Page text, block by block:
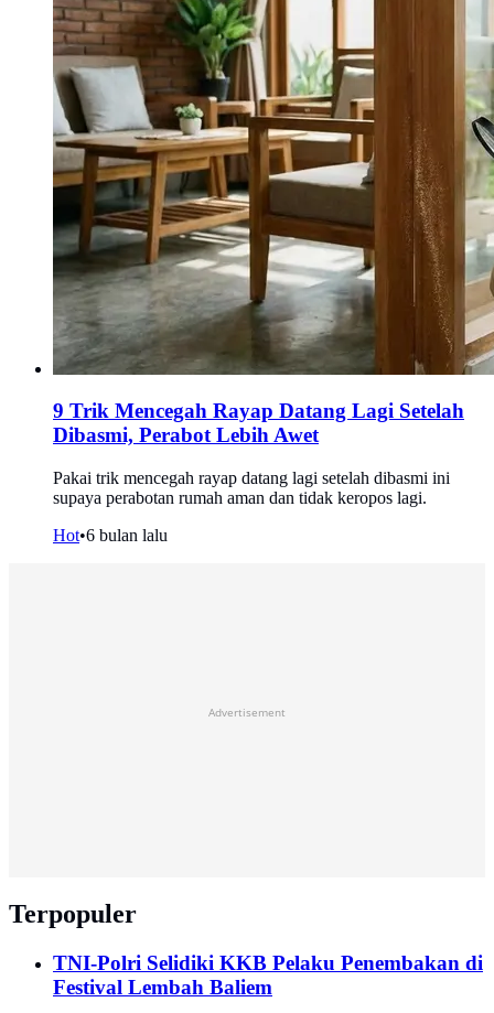
9 Trik Mencegah Rayap Datang Lagi Setelah
Dibasmi, Perabot Lebih Awet
Pakai trik mencegah rayap datang lagi setelah dibasmi ini
supaya perabotan rumah aman dan tidak keropos lagi.
Hot•6 bulan lalu
Advertisement
Terpopuler
TNI-Polri Selidiki KKB Pelaku Penembakan di
Festival Lembah Baliem